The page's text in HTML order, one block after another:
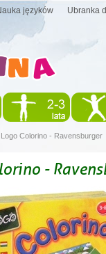
języków Ubranka
Logo Colorino - Ravensburger
-